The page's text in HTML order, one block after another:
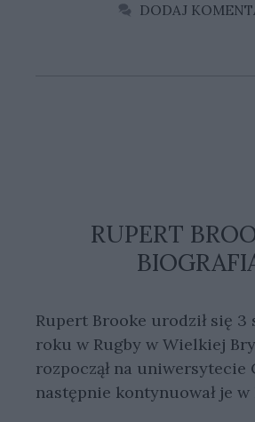
DODAJ
RUPERT
Rupert Brooke urodził się 3
roku w Rugby w Wielkiej
rozpoczął na uniwersytecie
następnie kontynuował je w